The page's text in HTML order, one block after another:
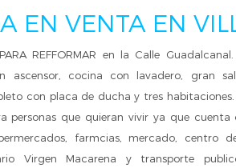
EN VENTA EN
REFFORMAR en la Calle
ascensor, cocina con lavadero, gran
con placa de ducha y tres
personas que quieran vivir ya que
farmcias, mercado, centro
Virgen Macarena y transporte